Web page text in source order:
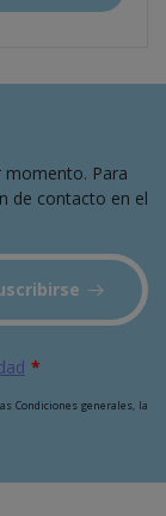
momento. Para
de contacto en el
*
Condiciones generales, la